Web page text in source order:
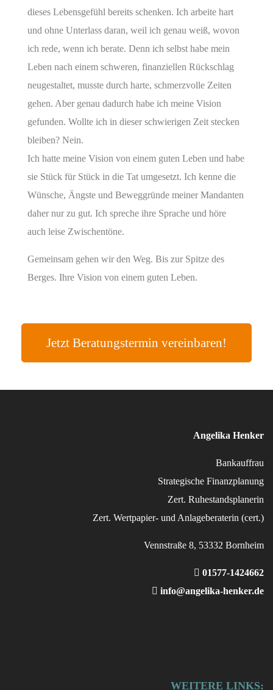
dieses Lebensgefühl bereits schenken. Ich arbeite hart
und ohne Unterlass daran, weil ich genau weiß, wovon
ich rede, wenn ich berate. Denn ich selbst habe mein
Leben nach einem schweren, finanziellen Rückschlag
neugestaltet, musste durch harte, schmerzvolle Zeiten
gehen. Aber genau dadurch habe ich meine Vision
gefunden. Wollte ich in dieser schwierigen Zeit stecken
bleiben? Nein.
Ich hatte meine Vision von einem guten Leben und habe
sie Stück für Stück in die Tat umgesetzt. Ich kenne die
Wünsche, Ängste und Beweggründe meiner Mandanten
daher nur zu gut. Ich spreche ihre Sprache und höre
auch leise Zwischentöne.
Gemeinsam gehen wir den Weg. Bis zur Spitze des
Berges. Ihre Vision von einem guten Leben.
Jetzt Beratungstermin vereinbaren!
Angelika Henker
Bankauffrau
Strategische Finanzplanung
Zert. Ruhestandsplanerin
Zert. Wertpapier- und Anlageberaterin (cert.)
Vennstraße 8, 53332 Bornheim
01577-1424662
info@angelika-henker.de
WEITERE LINKS: